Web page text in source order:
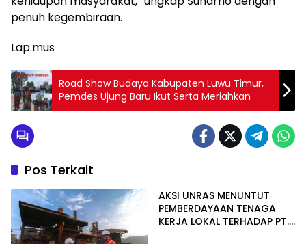
penuh kegembiraan.
Lap.mus
Road Show Budaya Kabupaten Luwu Timur,
Pemdes Ujung Baru Ikut Serta Meriahkan
Pos Terkait
AKSI UNRAS MENUNTUT
PEMBERDAYAAN TENAGA
KERJA LOKAL TERHADAP PT.